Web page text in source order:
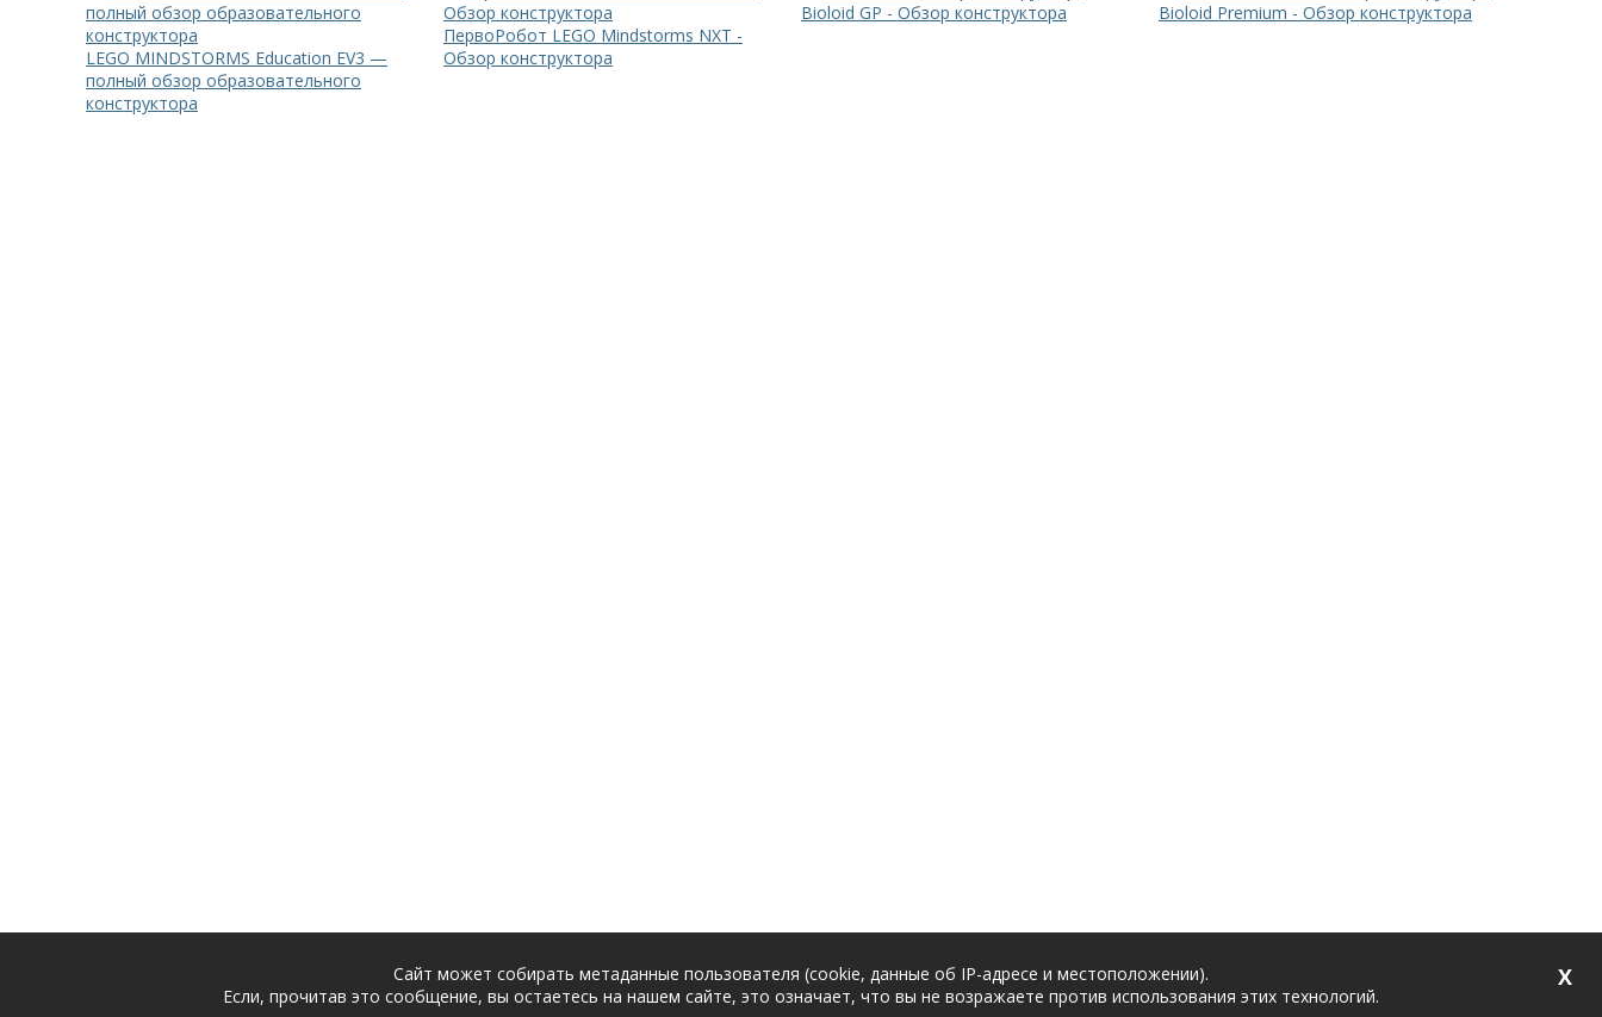
LEGO MINDSTORMS Education EV3 —
полный обзор образовательного
конструктора
ПервоРобот LEGO Mindstorms NXT -
Обзор конструктора
Bioloid GP - Обзор конструктора Bioloid Premium - Обзор конструктора
X
Сайт может собирать метаданные пользователя (cookie, данные об IP-адресе и местоположении).
Если, прочитав это сообщение, вы остаетесь на нашем сайте, это означает, что вы не возражаете против использования этих технологий.